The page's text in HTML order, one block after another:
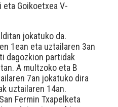
Goikoetxea V-
jokatuko da.
1ean eta uztailaren 3an
dagozkion partidak
A multzoko eta B
7an jokatuko dira
uztailaren 14an.
Fermin Txapelketa